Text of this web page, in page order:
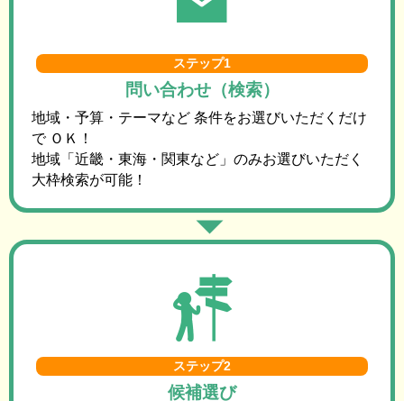
ステップ1
問い合わせ（検索）
地域・予算・テーマなど 条件をお選びいただくだけ
で ＯＫ！
地域「近畿・東海・関東など」のみお選びいただく
大枠検索が可能！
ステップ2
候補選び